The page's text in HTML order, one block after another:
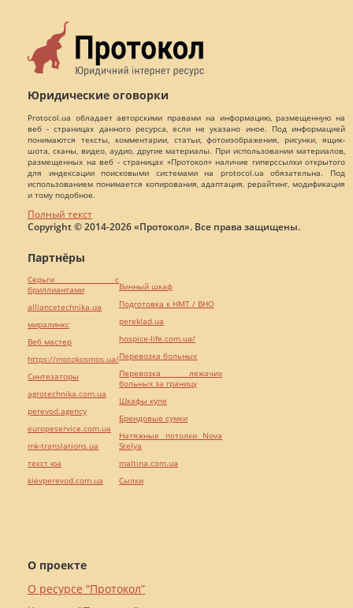
Юридические оговорки
Protocol.ua обладает авторскими правами на информацию, размещенную на
веб - страницах данного ресурса, если не указано иное. Под информацией
понимаются тексты, комментарии, статьи, фотоизображения, рисунки, ящик-
шота, сканы, видео, аудио, другие материалы. При использовании материалов,
размещенных на веб - страницах «Протокол» наличие гиперссылки открытого
для индексации поисковыми системами на protocol.ua обязательна. Под
использованием понимается копирования, адаптация, рерайтинг, модификация
и тому подобное.
Полный текст
Copyright © 2014-2026 «Протокол». Все права защищены.
О проекте
О ресурсе “Протокол”
Партнёры
Серьги с
бриллиантами
alliancetechnika.ua
миралинкс
Веб мастер
https://motokosmos.ua/
Синтезаторы
agrotechnika.com.ua
perevod.agency
europeservice.com.ua
mk-translations.ua
текст юа
kievperevod.com.ua
Винный шкаф
Подготовка к НМТ / ВНО
pereklad.ua
hospice-life.com.ua/
Перевозка больных
Перевозка лежачих
больных за границу
Шкафы купе
Брендовые сумки
Натяжные потолки Nova
Stelya
maltina.com.ua
Cылки